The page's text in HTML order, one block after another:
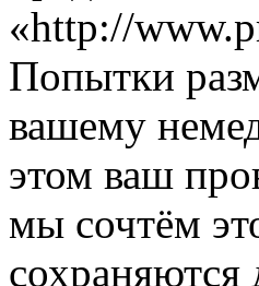
«http://
Попытки
вашему
этом ваш
мы сочтём
сохраняются